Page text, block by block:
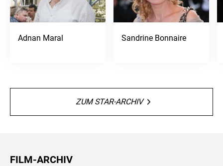
Adnan Maral Sandrine Bonnaire
ZUM STAR-ARCHIV
FILM-ARCHIV